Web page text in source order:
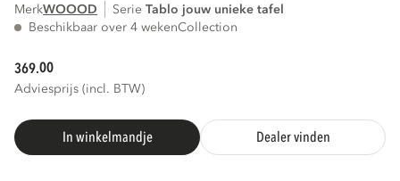
MerkWOOOD Serie tablo jouw unieke tafel
Beschikbaar over 4 wekenCollection
369.00
Adviesprijs (incl. BTW)
In winkelmandje Dealer vinden